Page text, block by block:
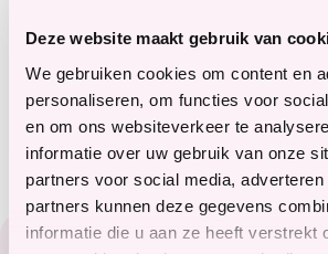
Deze website maakt gebruik van
We gebruiken cookies om content en
personaliseren, om functies voor
en om ons websiteverkeer te
informatie over uw gebruik van onze
partners voor social media,
partners kunnen deze gegevens
informatie die u aan ze heeft verstrekt
Cliënten
Natuur,Op stap
Meer informatie?
terweelactief@terweel.nl
Footer